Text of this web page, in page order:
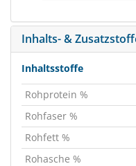
Inhalts- &
Inhaltsstoffe
Rohprotein %
Rohfaser %
Rohfett %
Rohasche %